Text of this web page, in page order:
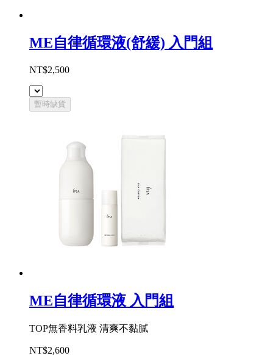
ME自律循環液(舒緩) 入門組
NT$2,500
暫時缺貨
ME自律循環液 入門組
TOP無香料乳液 清爽不黏膩
NT$2,600